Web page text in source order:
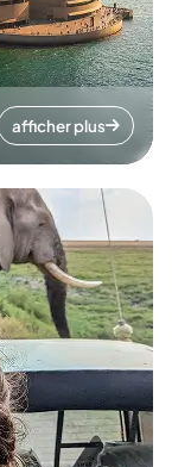
afficher plus